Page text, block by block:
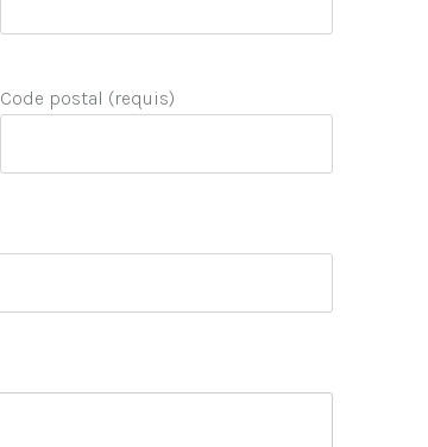
Code postal (requis)